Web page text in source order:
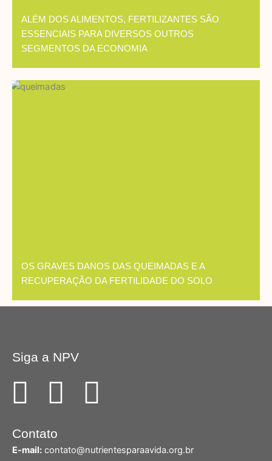
ALÉM DOS ALIMENTOS, FERTILIZANTES SÃO
ESSENCIAIS PARA DIVERSOS OUTROS
SEGMENTOS DA ECONOMIA
OS GRAVES DANOS DAS QUEIMADAS E A
RECUPERAÇÃO DA FERTILIDADE DO SOLO
Siga a NPV
F
a
c
I
n
s
Y
u
Contato
E-mail: contato@nutrientesparaavida.org.br